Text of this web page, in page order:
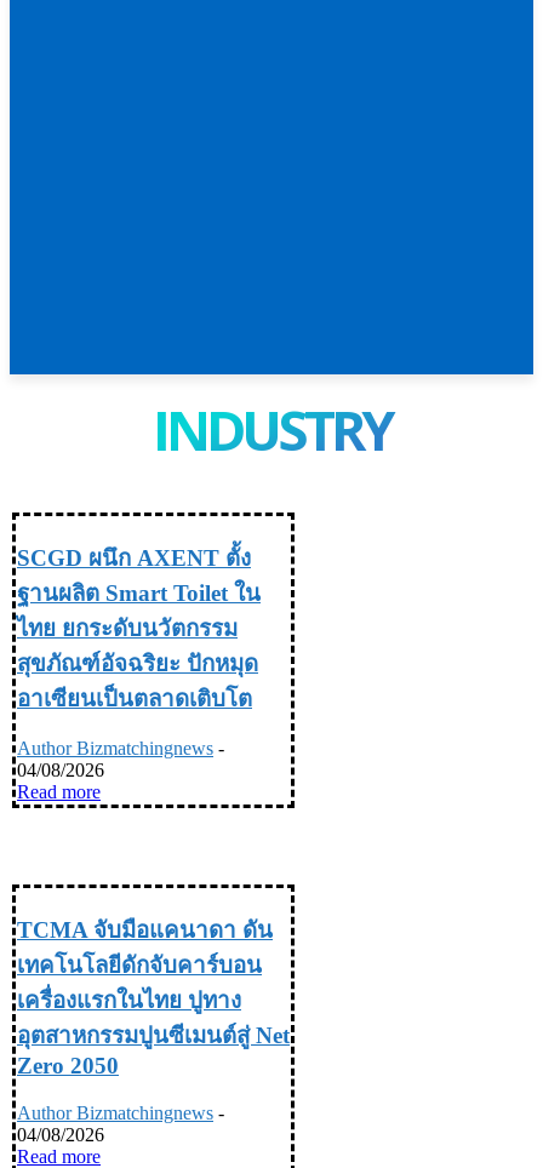
INDUSTRY
SCGD ผนึก AXENT ตั้ง
ฐานผลิต Smart Toilet ใน
ไทย ยกระดับนวัตกรรม
สุขภัณฑ์อัจฉริยะ ปักหมุด
อาเซียนเป็นตลาดเติบโต
Author Bizmatchingnews -
04/08/2026
Read more
TCMA จับมือแคนาดา ดัน
เทคโนโลยีดักจับคาร์บอน
เครื่องแรกในไทย ปูทาง
อุตสาหกรรมปูนซีเมนต์สู่ Net
Zero 2050
Author Bizmatchingnews -
04/08/2026
Read more